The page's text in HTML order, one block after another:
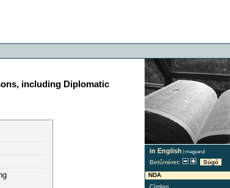
in English | magyarul
Betűméret:
Súgó
NDA
including Diplomatic